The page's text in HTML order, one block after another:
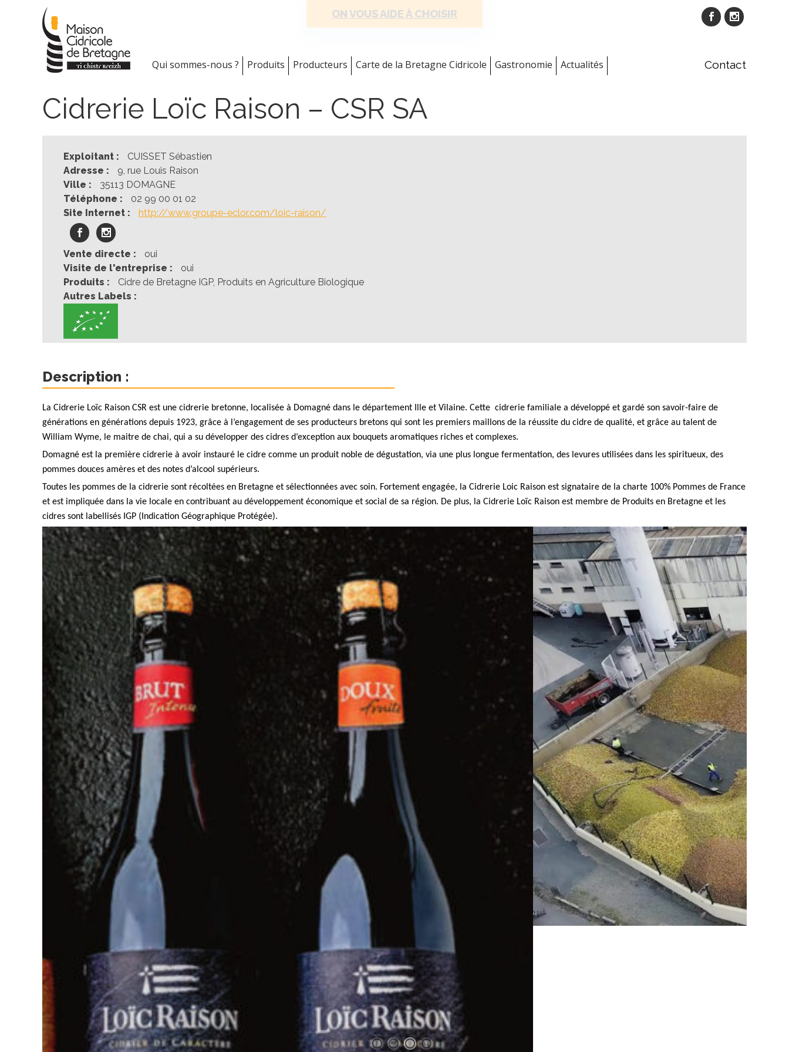
ON VOUS AIDE À CHOISIR
Qui sommes-nous ? Produits Producteurs Carte de la Bretagne Cidricole Gastronomie Actualités Contact
Cidrerie Loïc Raison – CSR SA
Exploitant :
CUISSET Sébastien
Adresse :
9, rue Louis Raison
Ville :
35113 DOMAGNE
Téléphone :
02 99 00 01 02
Site Internet :
http://www.groupe-eclor.com/loic-raison/
Vente directe :
oui
Visite de l'entreprise :
oui
Produits :
Cidre de Bretagne IGP, Produits en Agriculture Biologique
Autres Labels :
Description :
La Cidrerie Loïc Raison CSR est une cidrerie bretonne, localisée à Domagné dans le département Ille et Vilaine. Cette cidrerie familiale a développé et gardé son savoir-faire de
générations en générations depuis 1923, grâce à l’engagement de ses producteurs bretons qui sont les premiers maillons de la réussite du cidre de qualité, et grâce au talent de
William Wyme, le maitre de chai, qui a su développer des cidres d’exception aux bouquets aromatiques riches et complexes.
Domagné est la première cidrerie à avoir instauré le cidre comme un produit noble de dégustation, via une plus longue fermentation, des levures utilisées dans les spiritueux, des
pommes douces amères et des notes d’alcool supérieurs.
Toutes les pommes de la cidrerie sont récoltées en Bretagne et sélectionnées avec soin. Fortement engagée, la Cidrerie Loic Raison est signataire de la charte 100% Pommes de France
et est impliquée dans la vie locale en contribuant au développement économique et social de sa région. De plus, la Cidrerie Loïc Raison est membre de Produits en Bretagne et les
cidres sont labellisés IGP (Indication Géographique Protégée).